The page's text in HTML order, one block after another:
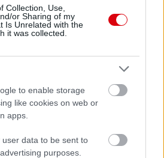
Collection, Use,
or Sharing of my
Is Unrelated with the
it was collected.
to enable storage
like cookies on web or
apps.
user data to be sent to
purposes.
United